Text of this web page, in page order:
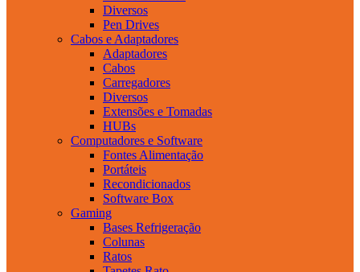
Diversos
Pen Drives
Cabos e Adaptadores
Adaptadores
Cabos
Carregadores
Diversos
Extensões e Tomadas
HUBs
Computadores e Software
Fontes Alimentação
Portáteis
Recondicionados
Software Box
Gaming
Bases Refrigeração
Colunas
Ratos